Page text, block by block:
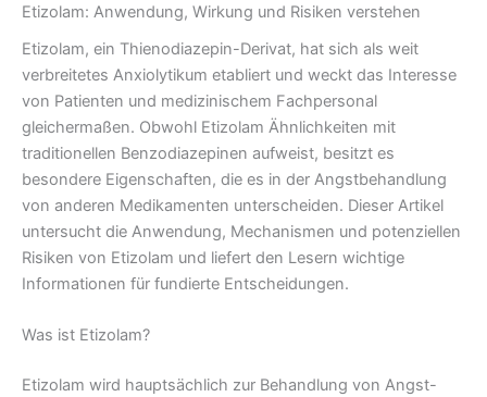
Etizolam: Anwendung, Wirkung und Risiken verstehen
Etizolam, ein Thienodiazepin-Derivat, hat sich als weit
verbreitetes Anxiolytikum etabliert und weckt das Interesse
von Patienten und medizinischem Fachpersonal
gleichermaßen. Obwohl Etizolam Ähnlichkeiten mit
traditionellen Benzodiazepinen aufweist, besitzt es
besondere Eigenschaften, die es in der Angstbehandlung
von anderen Medikamenten unterscheiden. Dieser Artikel
untersucht die Anwendung, Mechanismen und potenziellen
Risiken von Etizolam und liefert den Lesern wichtige
Informationen für fundierte Entscheidungen.
Was ist Etizolam?
Etizolam wird hauptsächlich zur Behandlung von Angst-